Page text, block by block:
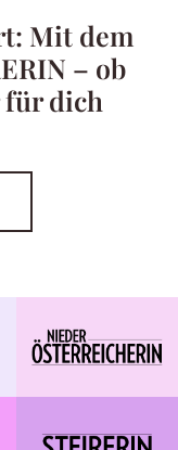
Mit dem
– ob
für dich